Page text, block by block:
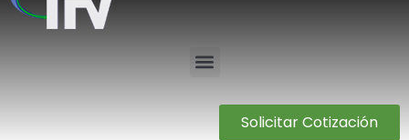
Solicitar Cotización